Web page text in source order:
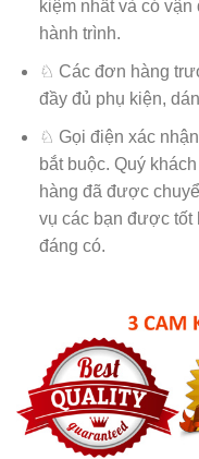
kiệm nhất và có
hành trình.
♘ Các đơn hàng
đầy đủ phụ kiện,
♘ Gọi điện xác
bắt buộc. Quý
hàng đã được
vụ các bạn được tốt
đáng có.